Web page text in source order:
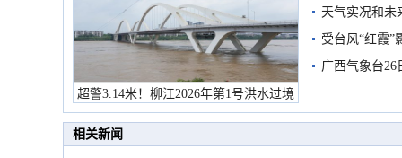
超警3.14米！柳江2026年第1号洪水过境
市民在堤岸见证汛况
天气实况和未
受台风“红霞”
有较强降雨
广西气象台26
相关新闻